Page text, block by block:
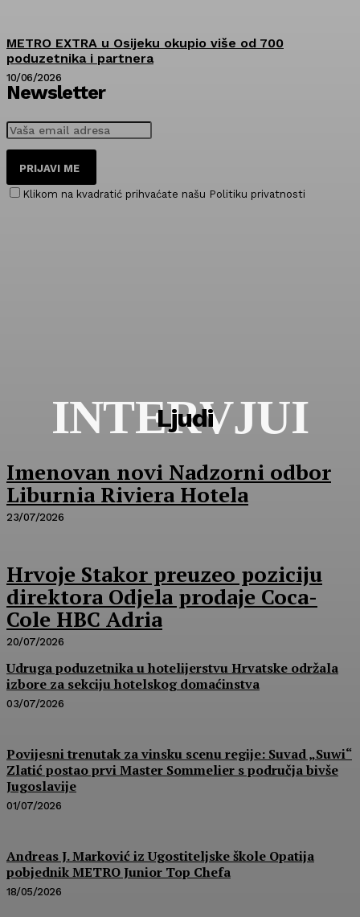
METRO EXTRA u Osijeku okupio više od 700
poduzetnika i partnera
10/06/2026
Newsletter
PRIJAVI ME
Klikom na kvadratić prihvaćate našu Politiku privatnosti
Ljudi
INTERVJUI
Imenovan novi Nadzorni odbor
Liburnia Riviera Hotela
23/07/2026
Hrvoje Stakor preuzeo poziciju
direktora Odjela prodaje Coca-
Cole HBC Adria
20/07/2026
Udruga poduzetnika u hotelijerstvu Hrvatske održala
izbore za sekciju hotelskog domaćinstva
03/07/2026
Povijesni trenutak za vinsku scenu regije: Suvad „Suwi“
Zlatić postao prvi Master Sommelier s područja bivše
Jugoslavije
01/07/2026
Andreas J. Marković iz Ugostiteljske škole Opatija
pobjednik METRO Junior Top Chefa
18/05/2026